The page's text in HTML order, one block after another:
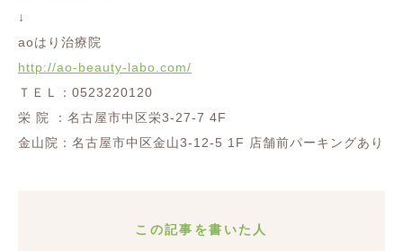
↓
aoはり治療院
http://ao-beauty-labo.com/
ＴＥＬ：0523220120
栄 院 ：名古屋市中区栄3-27-7 4F
金山院：名古屋市中区金山3-12-5 1F 店舗前パーキングあり
この記事を書いた人